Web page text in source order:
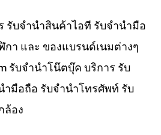
รับจำนำสินค้าไอที รับจำนำมือ
า และ ของแบรนด์เนมต่างๆ
รับจำนำโน๊ตบุ๊ค บริการ รับ
มือถือ รับจำนำโทรศัพท์ รับ
ล้อง